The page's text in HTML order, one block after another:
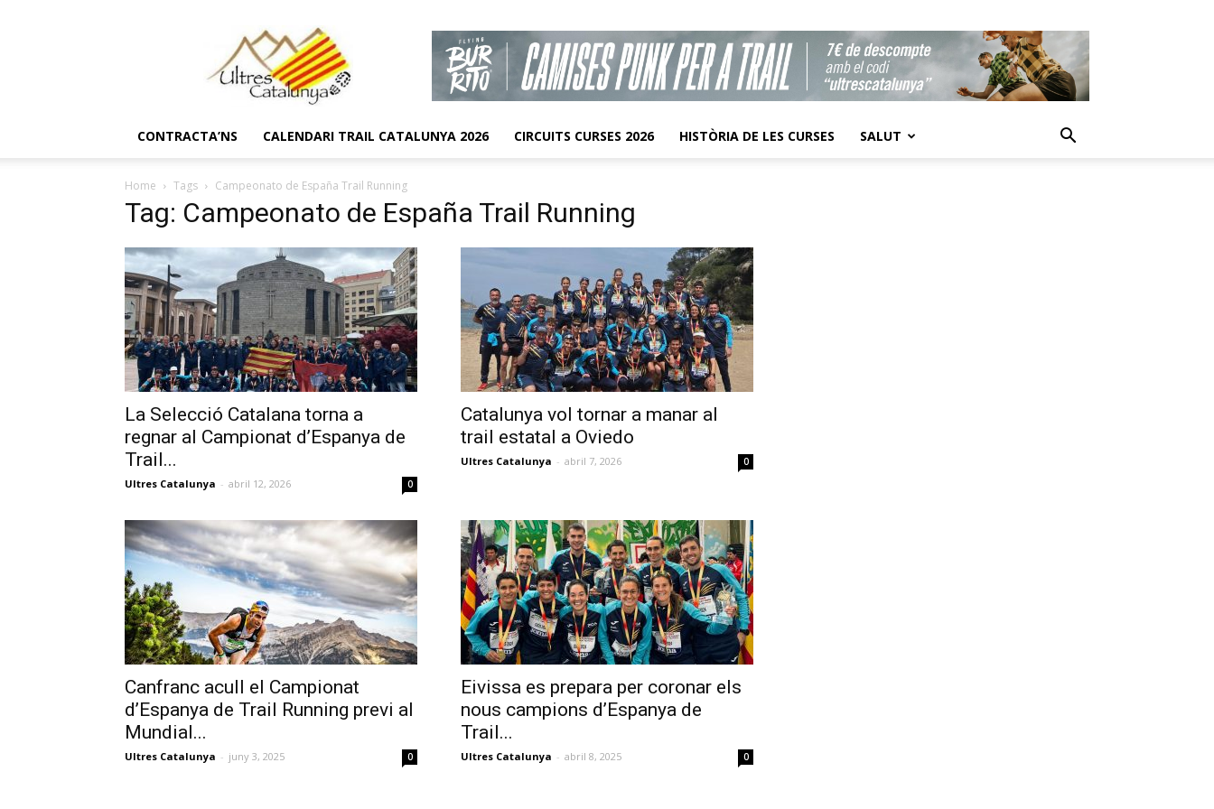
CONTRACTA’NS CALENDARI TRAIL CATALUNYA 2026 CIRCUITS CURSES 2026 HISTÒRIA DE LES CURSES SALUT
Home Tags Campeonato de España Trail Running
Tag: Campeonato de España Trail Running
La Selecció Catalana torna a
regnar al Campionat d’Espanya de
Trail...
Ultres Catalunya - abril 12, 2026 0
Catalunya vol tornar a manar al
trail estatal a Oviedo
Ultres Catalunya - abril 7, 2026 0
Canfranc acull el Campionat
d’Espanya de Trail Running previ al
Mundial...
Ultres Catalunya - juny 3, 2025 0
Eivissa es prepara per coronar els
nous campions d’Espanya de
Trail...
Ultres Catalunya - abril 8, 2025 0